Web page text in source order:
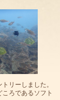
リーしました。
ろであるソフト